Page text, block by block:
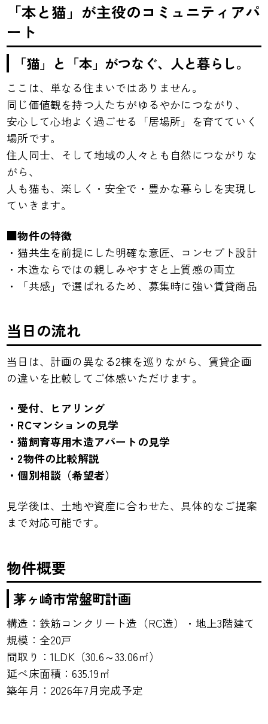
「本と猫」が主役のコミュニティアパ
ート
「猫」と「本」がつなぐ、人と暮らし。
ここは、単なる住まいではありません。
同じ価値観を持つ人たちがゆるやかにつながり、
安心して心地よく過ごせる「居場所」を育てていく
場所です。
住人同士、そして地域の人々とも自然につながりな
がら、
人も猫も、楽しく・安全で・豊かな暮らしを実現し
ていきます。
■物件の特徴
・猫共生を前提にした明確な意匠、コンセプト設計
・木造ならではの親しみやすさと上質感の両立
・「共感」で選ばれるため、募集時に強い賃貸商品
当日の流れ
当日は、計画の異なる2棟を巡りながら、賃貸企画
の違いを比較してご体感いただけます。
・受付、ヒアリング
・RCマンションの見学
・猫飼育専用木造アパートの見学
・2物件の比較解説
・個別相談（希望者）
見学後は、土地や資産に合わせた、具体的なご提案
まで対応可能です。
物件概要
茅ヶ崎市常盤町計画
構造：鉄筋コンクリート造（RC造）・地上3階建て
規模：全20戸
間取り：1LDK（30.6～33.06㎡）
延べ床面積：635.19㎡
築年月：2026年7月完成予定